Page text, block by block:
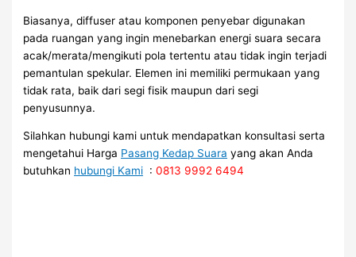
Biasanya, diffuser atau komponen penyebar digunakan
pada ruangan yang ingin menebarkan energi suara secara
acak/merata/mengikuti pola tertentu atau tidak ingin terjadi
pemantulan spekular. Elemen ini memiliki permukaan yang
tidak rata, baik dari segi fisik maupun dari segi
penyusunnya.
Silahkan hubungi kami untuk mendapatkan konsultasi serta
mengetahui Harga Pasang Kedap Suara yang akan Anda
butuhkan hubungi Kami :0813 9992 6494